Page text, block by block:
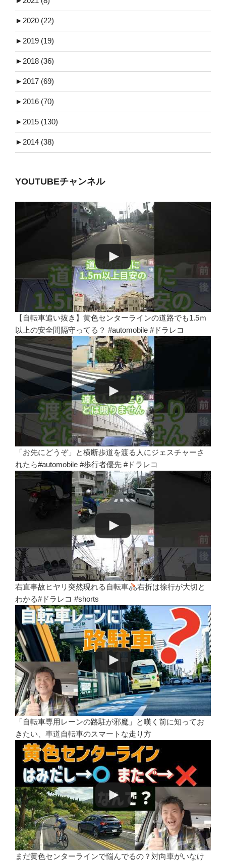
► 2020 (22)
► 2019 (19)
► 2018 (36)
► 2017 (69)
► 2016 (70)
► 2015 (130)
► 2014 (38)
YOUTUBEチャンネル
【自転車追い抜き】黄色センターラインの道路でも1.5ｍ
以上の安全間隔守ってる？ #automobile #ドラレコ
「お先にどうぞ」と横断歩道を渡る人にジェスチャーさ
れたら#automobile #歩行者優先 #ドラレコ
右直事故ヒヤリ突然現れる自転車
右折は徐行が大切と
わかる#ドラレコ #shorts
「自転車専用レーンの路駐が邪魔」と嘆く前に知ってお
きたい、車道自転車のスマートな走り方
まだ黄色センターラインで悩んでるの？対向車がいなけ